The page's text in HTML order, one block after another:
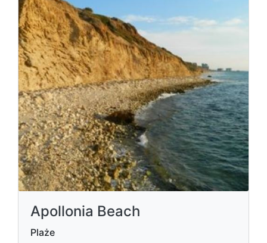
Apollonia Beach
Plaże